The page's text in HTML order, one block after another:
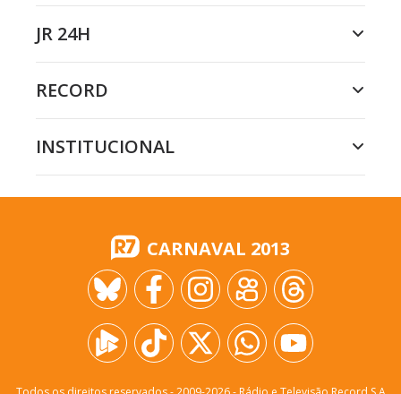
JR 24H
RECORD
INSTITUCIONAL
CARNAVAL 2013